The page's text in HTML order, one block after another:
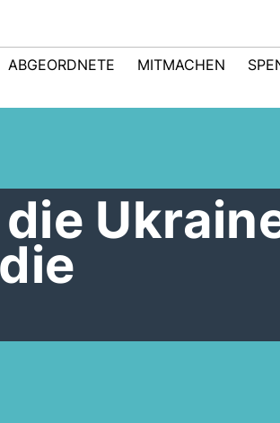
ABGEORDNETE MITMACHEN